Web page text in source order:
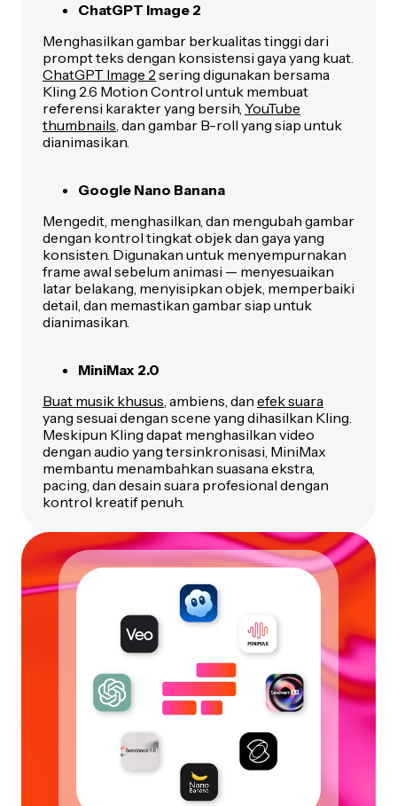
ChatGPT Image 2
Menghasilkan gambar berkualitas tinggi dari
prompt teks dengan konsistensi gaya yang kuat.
ChatGPT Image 2 sering digunakan bersama
Kling 2.6 Motion Control untuk membuat
referensi karakter yang bersih, YouTube
thumbnails, dan gambar B-roll yang siap untuk
dianimasikan.
Google Nano Banana
Mengedit, menghasilkan, dan mengubah gambar
dengan kontrol tingkat objek dan gaya yang
konsisten. Digunakan untuk menyempurnakan
frame awal sebelum animasi — menyesuaikan
latar belakang, menyisipkan objek, memperbaiki
detail, dan memastikan gambar siap untuk
dianimasikan.
MiniMax 2.0
Buat musik khusus, ambiens, dan efek suara
yang sesuai dengan scene yang dihasilkan Kling.
Meskipun Kling dapat menghasilkan video
dengan audio yang tersinkronisasi, MiniMax
membantu menambahkan suasana ekstra,
pacing, dan desain suara profesional dengan
kontrol kreatif penuh.